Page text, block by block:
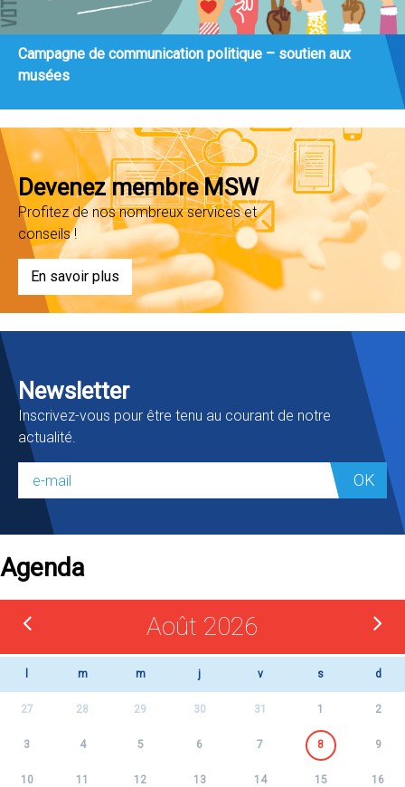
Campagne de communication politique – soutien aux
musées
Devenez membre MSW
Profitez de nos nombreux services et
conseils !
En savoir plus
Newsletter
Inscrivez-vous pour être tenu au courant de notre
actualité.
OK
Agenda
Août 2026
m m j v s d
27 28 29 30 31 1 2
3 4 5 6 7 8 9
10 11 12 13 14 15 16